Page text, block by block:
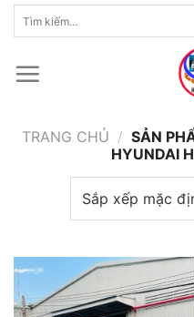
Skip
kiếm:
TRANG CHỦ / SẢN
HYUNDAI